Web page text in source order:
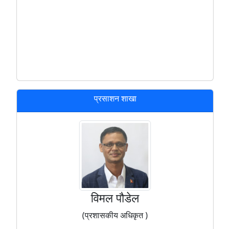
प्रसाशन शाखा
विमल पौडेल
(प्रशासकीय अधिकृत )